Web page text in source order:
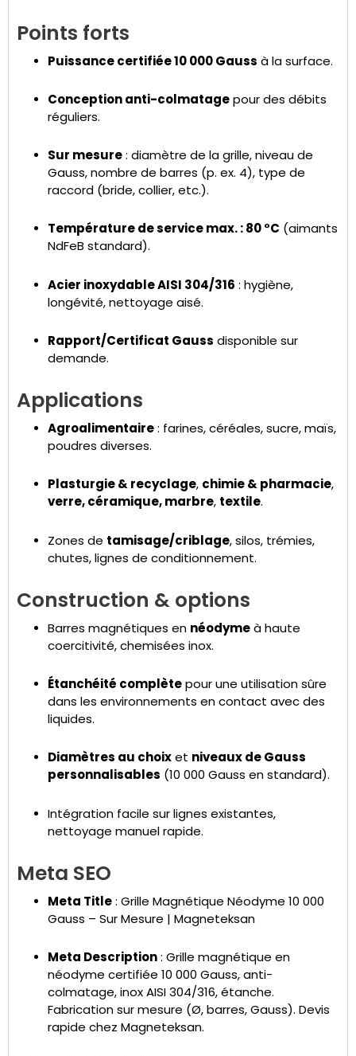
Points forts
Puissance certifiée 10 000 Gauss à la surface.
Conception anti-colmatagepour des débits
réguliers.
Sur mesure: diamètre de la grille, niveau de
Gauss, nombre de barres (p. ex. 4), type de
raccord (bride, collier, etc.).
Température de service max. : 80 °C (aimants
NdFeB standard).
Acier inoxydable AISI 304/316 : hygiène,
longévité, nettoyage aisé.
Rapport/Certificat Gauss disponible sur
demande.
Applications
Agroalimentaire: farines, céréales, sucre, maïs,
poudres diverses.
Plasturgie & recyclage, chimie & pharmacie,
verre, céramique, marbre, textile.
Zones de tamisage/criblage, silos, trémies,
chutes, lignes de conditionnement.
Construction & options
Barres magnétiques en néodymeà haute
coercitivité, chemisées inox.
Étanchéité complètepour une utilisation sûre
dans les environnements en contact avec des
liquides.
Diamètres au choixet niveaux de Gauss
personnalisables (10 000 Gauss en standard).
Intégration facile sur lignes existantes,
nettoyage manuel rapide.
Meta SEO
Meta Title: Grille Magnétique Néodyme 10 000
Gauss – Sur Mesure | Magneteksan
Meta Description: Grille magnétique en
néodyme certifiée 10 000 Gauss, anti-
colmatage, inox AISI 304/316, étanche.
Fabrication sur mesure (Ø, barres, Gauss). Devis
rapide chez Magneteksan.